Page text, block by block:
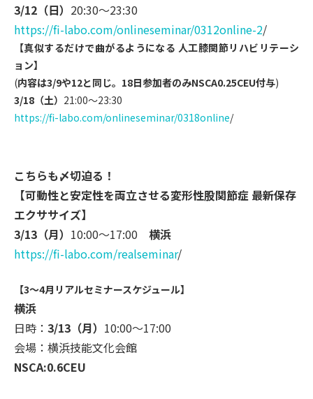
3/12（日） 20:30～23:30
https://fi-labo.com/onlineseminar/0312online-2/
【真似するだけで曲がるようになる 人工膝関節リハビリテーシ
ョン】
(内容は3/9や12と同じ。18日参加者のみNSCA0.25CEU付与)
3/18（土） 21:00～23:30
https://fi-labo.com/onlineseminar/0318online/
こちらも〆切迫る！
【可動性と安定性を両立させる変形性股関節症 最新保存
エクササイズ】
3/13（月） 10:00～17:00
横浜
https://fi-labo.com/realseminar/
【3～4月リアルセミナースケジュール】
横浜
日時： 3/13（月） 10:00～17:00
会場：横浜技能文化会館
NSCA:0.6CEU